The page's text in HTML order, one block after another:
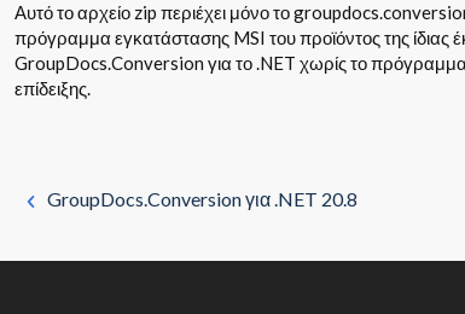
Αυτό το αρχείο zip περιέχει μόνο το
πρόγραμμα εγκατάστασης MSI του προϊόντος της ίδιας
GroupDocs.Conversion για το .NET χωρίς το
επίδειξης.
GroupDocs.Conversion για .NET 20.8